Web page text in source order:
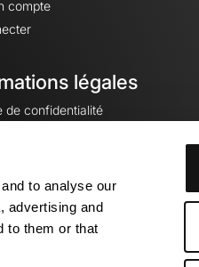
to analyse our
advertising and
to them or that
compte
légales
de confidentialité
légales
des cookies